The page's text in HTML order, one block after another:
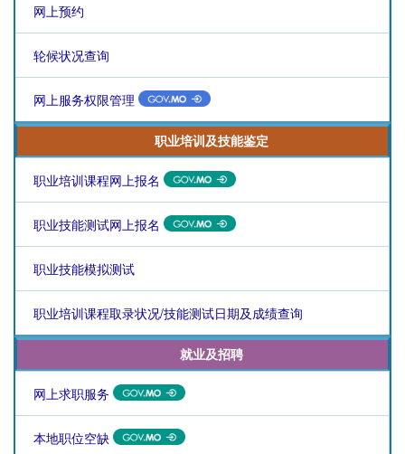
网上预约
轮候状况查询
网上服务权限管理
职业培训及技能鉴定
职业培训课程网上报名
职业技能测试网上报名
职业技能模拟测试
职业培训课程取录状况/技能测试日期及成绩查询
就业及招聘
网上求职服务
本地职位空缺